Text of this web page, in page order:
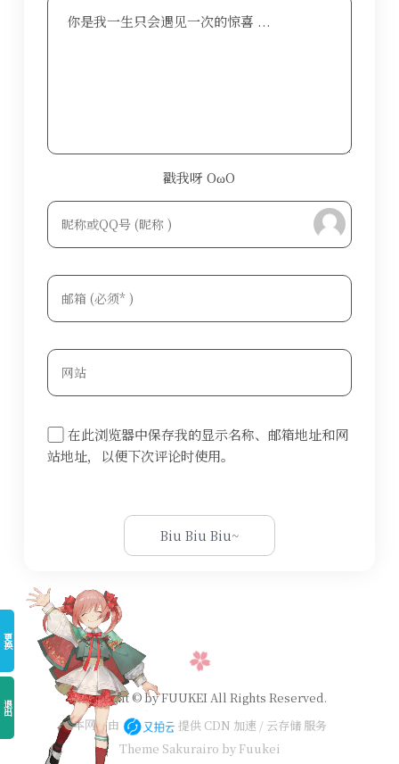
你是我一生只会遇见一次的惊喜 ...
戳我呀 OωO
bilibili~
Tieba (=・ω・=)
在此浏览器中保存我的显示名称、邮箱地址和网
站地址，以便下次评论时使用。
Copyright © by FUUKEI All Rights Reserved.
本网站由
提供 CDN 加速 / 云存储 服务
Theme Sakurairo by Fuukei
更换
退出